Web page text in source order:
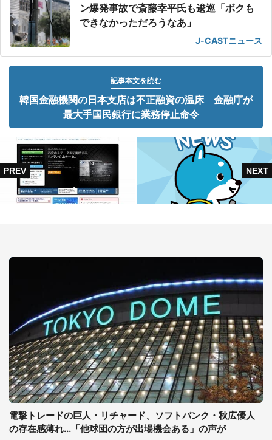
ン爆発事故で斎藤幸平氏も逡巡「ボクも
できなかっただろうなあ」
J-CASTニュース
記事本文を読む
韓国金融機関の日本支店は不正融資の温床 金融庁が
最大手国民銀行に業務停止命令
電撃トレードの巨人・リチャード、ソフトバンク・秋広優人
の存在感薄れ...「他球団の方が出場機会ある」の声が